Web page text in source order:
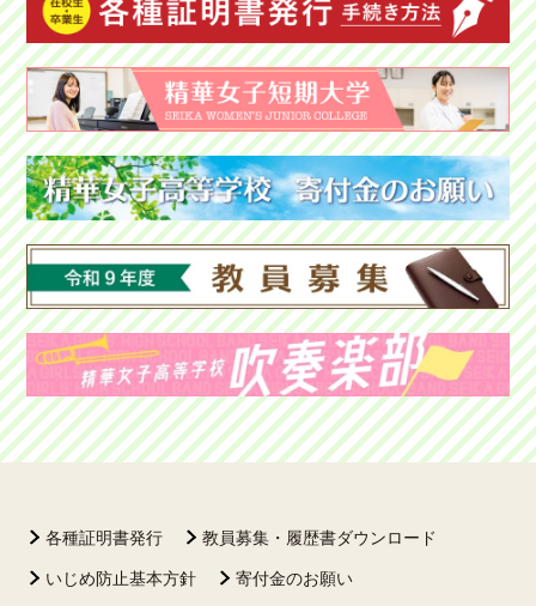
各種証明書発行 教員募集・履歴書ダウンロード
いじめ防止基本方針 寄付金のお願い